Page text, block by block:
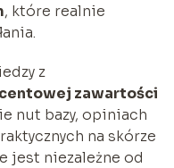
, które realnie
z
zawartości
nut bazy, opiniach
na skórze
jest niezależne od